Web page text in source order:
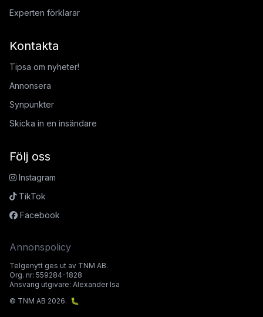
Experten förklarar
Kontakta
Tipsa om nyheter!
Annonsera
Synpunkter
Skicka in en insändare
Följ oss
Instagram
TikTok
Facebook
Annonspolicy
Telgenytt ges ut av TNM AB.
Org. nr: 559284-1828
Ansvarig utgivare: Alexander Isa
© TNM AB 2026. 🐛